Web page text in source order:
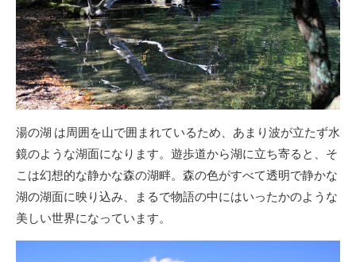
湯の湖 は周囲を山で囲まれているため、あまり波が立たず水
鏡のような湖面になります。遊歩道から湖に立ち寄ると、そ
こは幻想的な静かな森の湖畔。森の色がすべて透明で静かな
湖の湖面に映り込み、まるで物語の中にはいったかのような
美しい世界になっています。